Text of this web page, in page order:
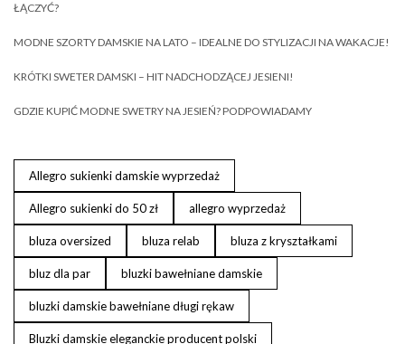
ŁĄCZYĆ?
MODNE SZORTY DAMSKIE NA LATO – IDEALNE DO STYLIZACJI NA WAKACJE!
KRÓTKI SWETER DAMSKI – HIT NADCHODZĄCEJ JESIENI!
GDZIE KUPIĆ MODNE SWETRY NA JESIEŃ? PODPOWIADAMY
Allegro sukienki damskie wyprzedaż
Allegro sukienki do 50 zł allegro wyprzedaż
bluza oversized bluza relab bluza z kryształkami
bluz dla par bluzki bawełniane damskie
bluzki damskie bawełniane długi rękaw
Bluzki damskie eleganckie producent polski